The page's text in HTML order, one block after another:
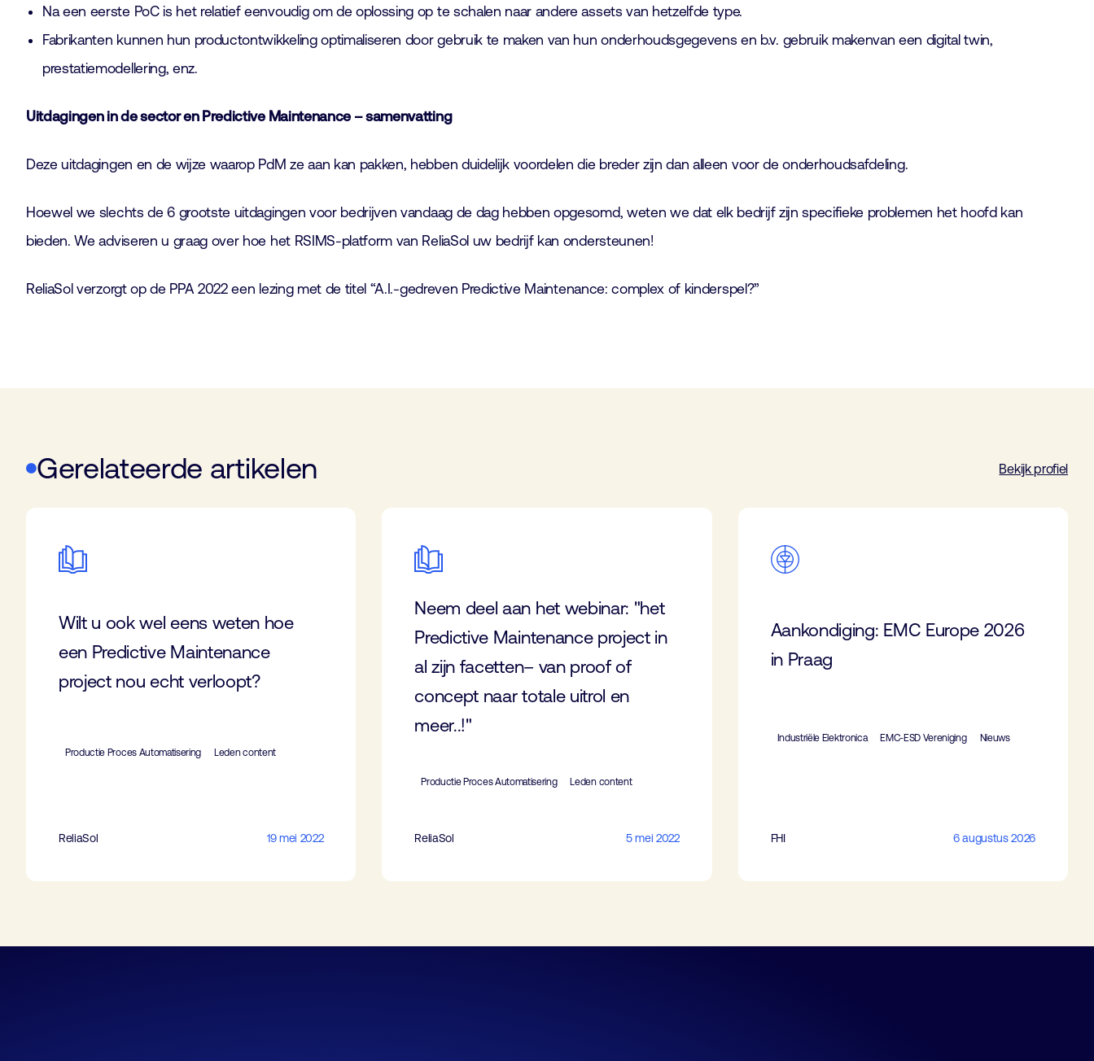
Na een eerste PoC is het relatief eenvoudig om de oplossing op te schalen naar andere assets van hetzelfde type.
Fabrikanten kunnen hun productontwikkeling optimaliseren door gebruik te maken van hun onderhoudsgegevens en b.v. gebruik makenvan een digital twin,
prestatiemodellering, enz.
Uitdagingen in de sector en Predictive Maintenance – samenvatting
Deze uitdagingen en de wijze waarop PdM ze aan kan pakken, hebben duidelijk voordelen die breder zijn dan alleen voor de onderhoudsafdeling.
Hoewel we slechts de 6 grootste uitdagingen voor bedrijven vandaag de dag hebben opgesomd, weten we dat elk bedrijf zijn specifieke problemen het hoofd kan
bieden. We adviseren u graag over hoe het RSIMS-platform van ReliaSol uw bedrijf kan ondersteunen!
ReliaSol verzorgt op de PPA 2022 een lezing met de titel “A.I.-gedreven Predictive Maintenance: complex of kinderspel?”
Gerelateerde artikelen Bekijk profiel
Wilt u ook wel eens weten hoe
een Predictive Maintenance
project nou echt verloopt?
Productie Proces Automatisering Leden content
ReliaSol 19 mei 2022
Neem deel aan het webinar: "het
Predictive Maintenance project in
al zijn facetten– van proof of
concept naar totale uitrol en
meer..!"
Productie Proces Automatisering Leden content
ReliaSol 5 mei 2022
Aankondiging: EMC Europe 2026
in Praag
Industriële Elektronica EMC-ESD Vereniging Nieuws
FHI 6 augustus 2026